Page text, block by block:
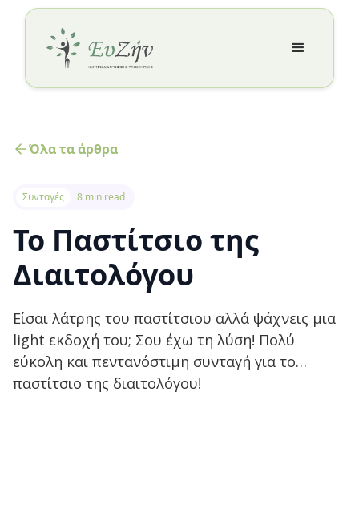
Όλα τα άρθρα
Συνταγές 8 min read
Το Παστίτσιο της
Διαιτολόγου
Είσαι λάτρης του παστίτσιου αλλά ψάχνεις μια
light εκδοχή του; Σου έχω τη λύση! Πολύ
εύκολη και πεντανόστιμη συνταγή για το…
παστίτσιο της διαιτολόγου!